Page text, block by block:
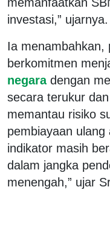
investasi,” ujarnya.
Ia menambahkan,
berkomitmen
negara dengan
secara terukur
memantau risiko
pembiayaan ulang
indikator masih
dalam jangka
menengah,” ujar